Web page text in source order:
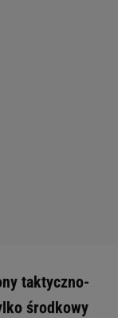
taktyczno-
środkowy